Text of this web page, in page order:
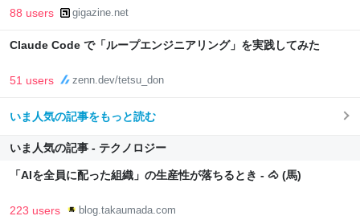
88 users gigazine.net
Claude Code で「ループエンジニアリング」を実践してみた
51 users zenn.dev/tetsu_don
いま人気の記事をもっと読む
いま人気の記事 - テクノロジー
「AIを全員に配った組織」の生産性が落ちるとき - 🐴 (馬)
223 users blog.takaumada.com